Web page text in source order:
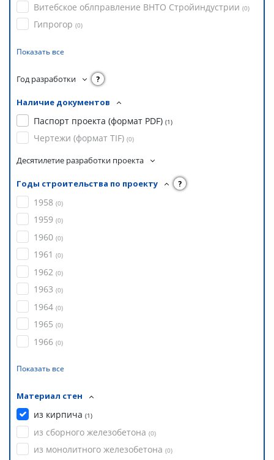
Витебское облправление ВНТО Стройиндустрии (0)
Гипрогор (0)
Показать все
Год разработки ?
Наличие документов
Паспорт проекта (формат PDF) (1)
Чертежи (формат TIF) (0)
Десятилетие разработки проекта
Годы строительства по проекту ?
1958 (0)
1959 (0)
1960 (0)
1961 (0)
1962 (0)
1963 (0)
1964 (0)
1965 (0)
1966 (0)
Показать все
Материал стен
из кирпича (1)
из сборного железобетона (0)
из монолитного железобетона (0)